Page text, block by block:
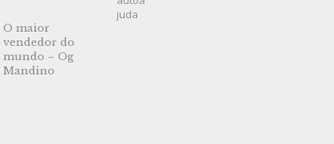
O maior
vendedor do
mundo – Og
Mandino